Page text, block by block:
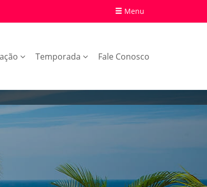
Menu
Temporada Fale Conosco